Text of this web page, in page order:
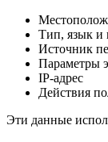
Тип, язык и
Источник
Параметры
IP-адрес
Действия
Эти данные